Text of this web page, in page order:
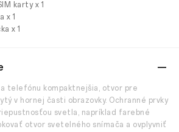
karty x 1
x 1
x 1
telefónu kompaktnejšia, otvor pre
v hornej časti obrazovky. Ochranné prvky
svetla, napríklad farebné
otvor svetelného snímača a ovplyvniť